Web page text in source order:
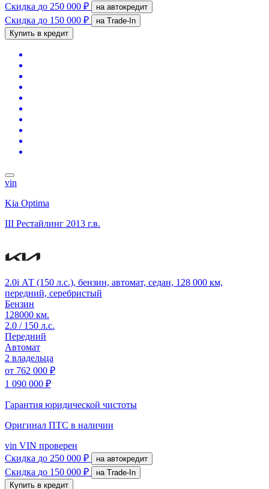
Скидка до 250 000 ₽ на автокредит
Скидка до 150 000 ₽
на Trade-In
Купить в кредит
vin
Kia Optima
III Рестайлинг 2013 г.в.
2.0i АТ (150 л.с.), бензин, автомат, седан, 128 000 км,
передний, серебристый
Бензин
128000 км.
2.0 / 150 л.с.
Передний
Автомат
2 владельца
от 762 000 ₽
1 090 000 ₽
Гарантия юридической чистоты
Оригинал ПТС в наличии
vin VIN проверен
Скидка до 250 000 ₽ на автокредит
Скидка до 150 000 ₽
на Trade-In
Купить в кредит